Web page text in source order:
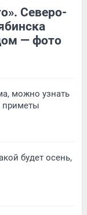
Северо-
— фото
можно узнать
приметы
будет осень,